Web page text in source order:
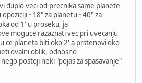
duplo veci od precnika same planete -
~18" za planetu ~40" za
od 1' u proseku, ja
moguce razaznati vec pri uvecanju
ce planeta biti oko 2' a prstenovi oko
ovalni oblik, odnosno
postoji neki "pojas za spasavanje"